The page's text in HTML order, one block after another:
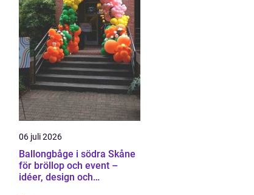
06 juli 2026
Ballongbåge i södra Skåne
för bröllop och event –
idéer, design och